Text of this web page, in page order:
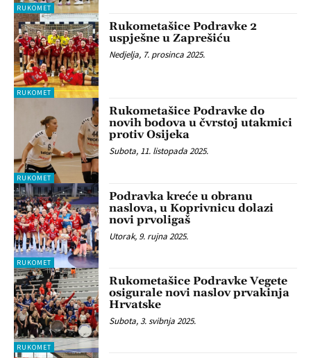
RUKOMET
RUKOMET
Rukometašice Podravke 2
uspješne u Zaprešiću
Nedjelja, 7. prosinca 2025.
RUKOMET
Rukometašice Podravke do
novih bodova u čvrstoj utakmici
protiv Osijeka
Subota, 11. listopada 2025.
RUKOMET
Podravka kreće u obranu
naslova, u Koprivnicu dolazi
novi prvoligaš
Utorak, 9. rujna 2025.
RUKOMET
Rukometašice Podravke Vegete
osigurale novi naslov prvakinja
Hrvatske
Subota, 3. svibnja 2025.